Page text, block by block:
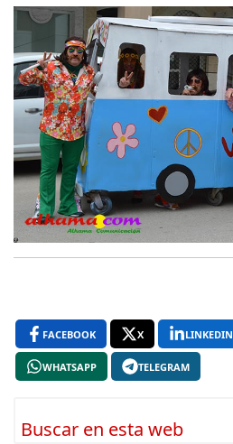
FACEBOOK X LINKEDIN
WHATSAPP TELEGRAM
Buscar en esta web